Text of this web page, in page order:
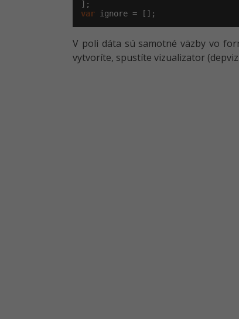
var ignore = [];
V poli dáta sú samotné väzby vo
vytvoríte, spustíte vizualizator